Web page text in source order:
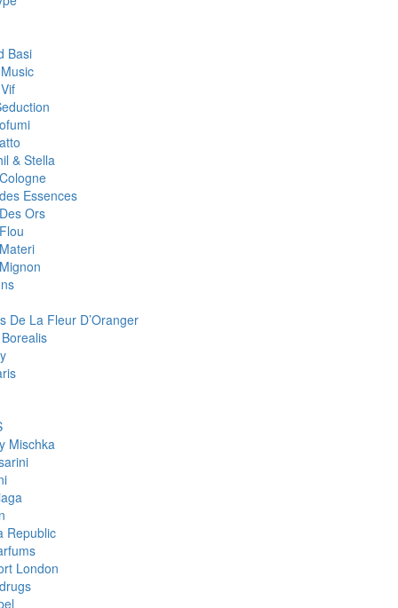
Basi
& Stella
Essences
Ors
De La Fleur D’Oranger
Mischka
Republic
London